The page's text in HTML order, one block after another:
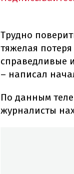
Трудно
тяжелая
справедливые
– написал
По данным
журналисты